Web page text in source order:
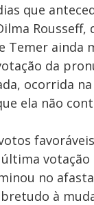
que
Rousseff,
Temer ainda
da
ocorrida
ela não
votação
no
à